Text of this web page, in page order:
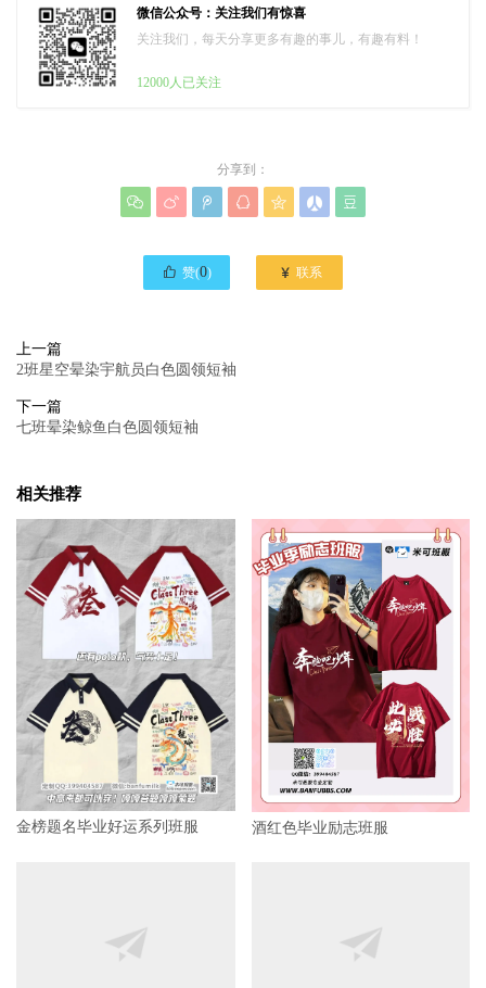
微信公众号：关注我们有惊喜
关注我们，每天分享更多有趣的事儿，有趣有料！
12000人已关注
分享到：
      
 赞(0)  联系
上一篇
2班星空晕染宇航员白色圆领短袖
下一篇
七班晕染鲸鱼白色圆领短袖
相关推荐
金榜题名毕业好运系列班服 酒红色毕业励志班服